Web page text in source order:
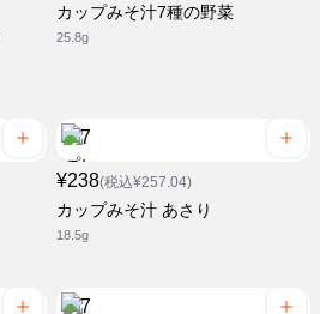
カップみそ汁7種の野菜
25.8g
¥238(税込¥257.04)
カップみそ汁 あさり
18.5g